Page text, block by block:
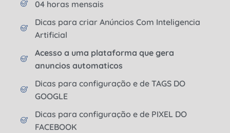
04 horas mensais
Dicas para criar Anúncios Com Inteligencia
Artificial
Acesso a uma plataforma que gera
anuncios automaticos
Dicas para configuração e de TAGS DO
GOOGLE
Dicas para configuração e de PIXEL DO
FACEBOOK